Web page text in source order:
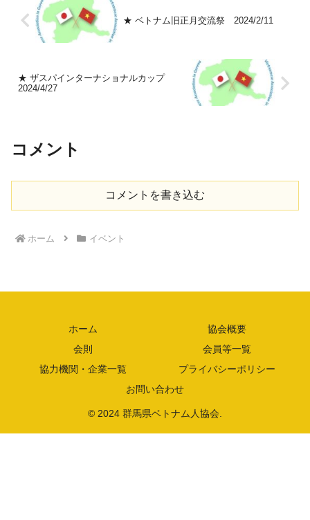
★ ベトナム旧正月交流祭 2024/2/11
★ ザスパインターナショナルカップ
2024/4/27
コメント
コメントを書き込む
ホーム イベント
ホーム
協会概要
会則
会員等一覧
協力機関・企業一覧
プライバシーポリシー
お問い合わせ
© 2024 群馬県ベトナム人協会.